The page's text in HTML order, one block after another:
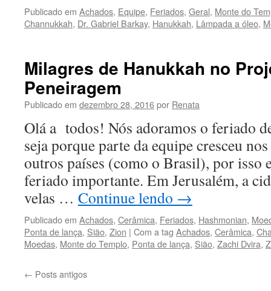
Publicado em Achados, Equipe, Feriados, Geral, Monte do
Channukkah, Dr. Gabriel Barkay, Hanukkah, Lâmpada a óleo,
Milagres de Hanukkah no
Peneiragem
Publicado em dezembro 28, 2016por Renata
Olá a todos! Nós adoramos o feriado
seja porque parte da equipe cresceu
outros países (como o Brasil), por isso
feriado importante. Em Jerusalém, a
velas … Continue lendo →
Publicado em Achados, Cerâmica, Feriados, Hashmonian,
Ponta de lança, Sião, Zion | Com a tag Achados, Cerâmica,
Moedas, Monte do Templo, Ponta de lança, Sião, Zachi Dvira,
← Posts antigos